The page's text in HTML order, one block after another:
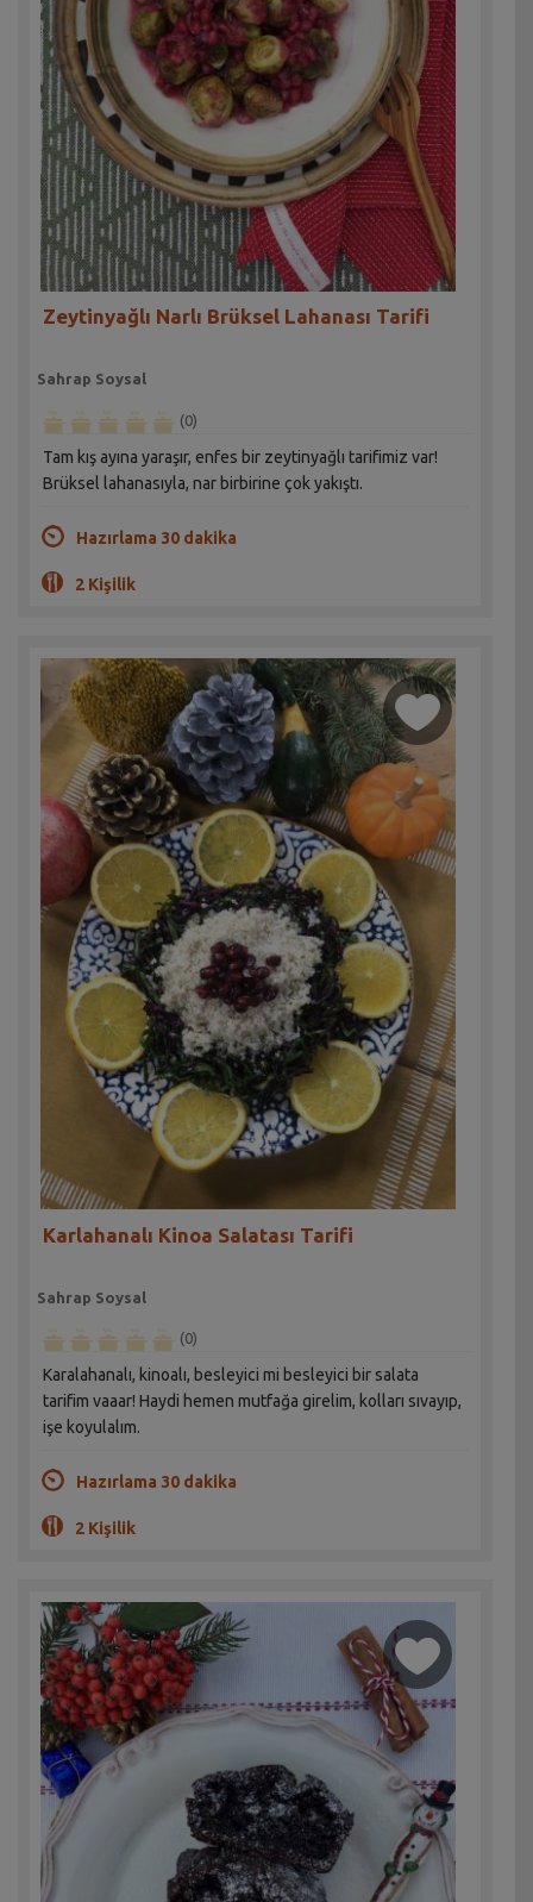
Zeytinyağlı Narlı Brüksel Lahanası Tarifi
Sahrap Soysal
(0)
Tam kış ayına yaraşır, enfes bir zeytinyağlı tarifimiz var!
Brüksel lahanasıyla, nar birbirine çok yakıştı.
Hazırlama 30 dakika
2 Kişilik
Karlahanalı Kinoa Salatası Tarifi
Sahrap Soysal
(0)
Karalahanalı, kinoalı, besleyici mi besleyici bir salata
tarifim vaaar! Haydi hemen mutfağa girelim, kolları sıvayıp,
işe koyulalım.
Hazırlama 30 dakika
2 Kişilik